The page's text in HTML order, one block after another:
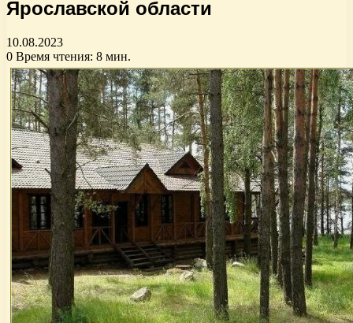
Ярославской области
10.08.2023
0 Время чтения: 8 мин.